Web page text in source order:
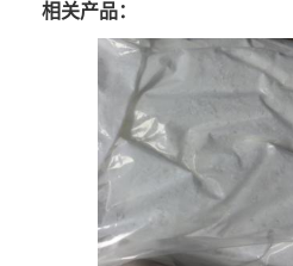
相关产品：